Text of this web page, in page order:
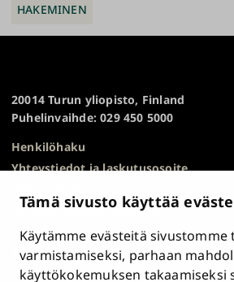
Tämä sivusto käyttää
Käytämme evästeitä sivustomme
varmistamiseksi, parhaan
käyttökokemuksen takaamiseksi
HAKEMINEN
20014 Turun yliopisto, Finland
Puhelinvaihde: 029 450 5000
Henkilöhaku
Yhteystiedot ja laskutusosoite
HR Excellence in Research
Tietosuojailmoitus
Asiakirjajulkisuuskuvaus ja
Väärinkäytösepäilyt